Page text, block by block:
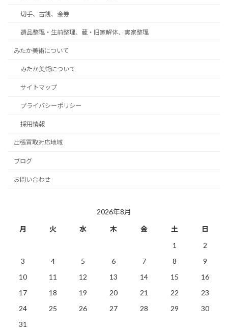
切手、古銭、金券
遺品整理・生前整理、蔵・旧家解体、実家整理
みたか美術について
みたか美術について
サイトマップ
プライバシーポリシー
採用情報
出張買取対応地域
ブログ
お問い合わせ
2026年8月
月
火 水 木 金 土
日
1
2
3
4 5 6 7 8
9
10
11 12 13 14 15
16
17
18 19 20 21 22
23
24
25 26 27 28 29
30
31